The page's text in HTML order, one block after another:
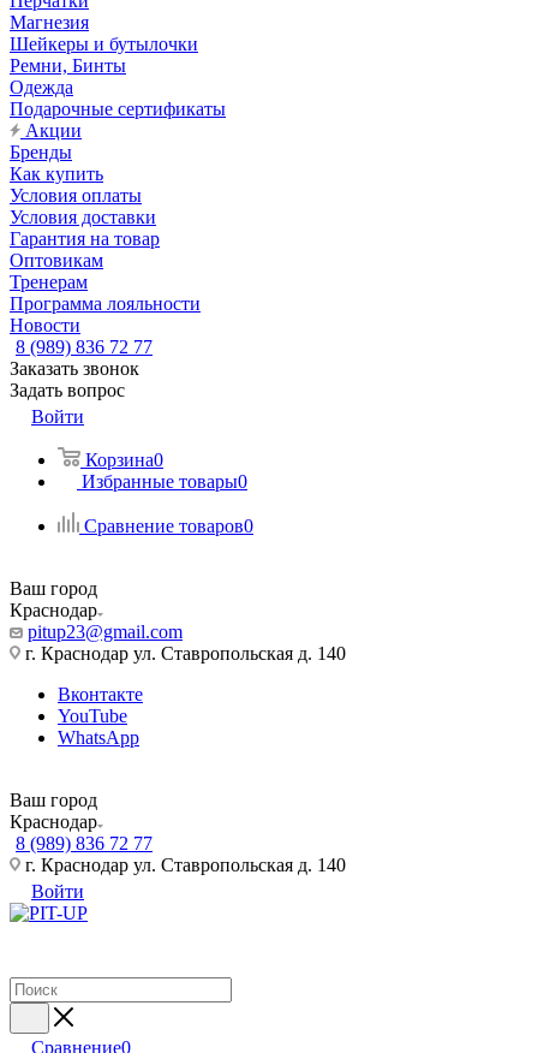
Магнезия
Шейкеры и бутылочки
Ремни, Бинты
Одежда
Подарочные сертификаты
Акции
Бренды
Как купить
Условия оплаты
Условия доставки
Гарантия на товар
Оптовикам
Тренерам
Программа лояльности
Новости
8 (989) 836 72 77
Заказать звонок
Задать вопрос
Войти
Корзина0
Избранные товары0
Сравнение товаров0
Ваш город
Краснодар
pitup23@gmail.com
г. Краснодар ул. Ставропольская д. 140
Вконтакте
YouTube
WhatsApp
Ваш город
Краснодар
8 (989) 836 72 77
г. Краснодар ул. Ставропольская д. 140
Войти
Сравнение0